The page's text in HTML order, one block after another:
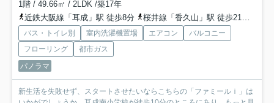
1階 / 49.66㎡ / 2LDK /築17年
近鉄大阪線「耳成」駅 徒歩8分
桜井線「香久山」駅 徒歩21分
バス・トイレ別 室内洗濯機置場 エアコン
バルコニー
フローリング
都市ガス
パノラマ
新生活を失敗せず、スタートさせたいならこちらの「ファミールｉ」は